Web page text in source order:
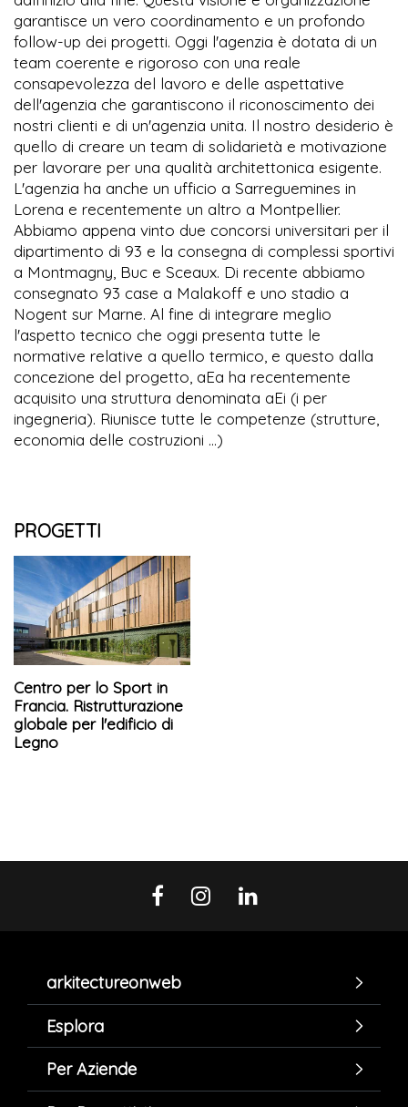
garantisce un vero coordinamento e un profondo
follow-up dei progetti. Oggi l'agenzia è dotata di un
team coerente e rigoroso con una reale
consapevolezza del lavoro e delle aspettative
dell'agenzia che garantiscono il riconoscimento dei
nostri clienti e di un'agenzia unita. Il nostro desiderio è
quello di creare un team di solidarietà e motivazione
per lavorare per una qualità architettonica esigente.
L'agenzia ha anche un ufficio a Sarreguemines in
Lorena e recentemente un altro a Montpellier.
Abbiamo appena vinto due concorsi universitari per il
dipartimento di 93 e la consegna di complessi sportivi
a Montmagny, Buc e Sceaux. Di recente abbiamo
consegnato 93 case a Malakoff e uno stadio a
Nogent sur Marne. Al fine di integrare meglio
l'aspetto tecnico che oggi presenta tutte le
normative relative a quello termico, e questo dalla
concezione del progetto, aEa ha recentemente
acquisito una struttura denominata aEi (i per
ingegneria). Riunisce tutte le competenze (strutture,
economia delle costruzioni ...)
PROGETTI
Centro per lo Sport in
Francia. Ristrutturazione
globale per l'edificio di
Legno
arkitectureonweb
Esplora
Per Aziende